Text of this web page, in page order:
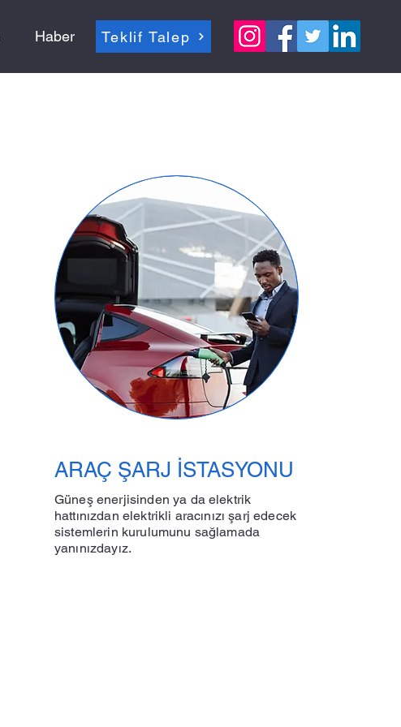
Haber Teklif Talep
ARAÇ ŞARJ İSTASYONU
Güneş enerjisinden ya da elektrik
hattınızdan elektrikli aracınızı şarj edecek
sistemlerin kurulumunu sağlamada
yanınızdayız.